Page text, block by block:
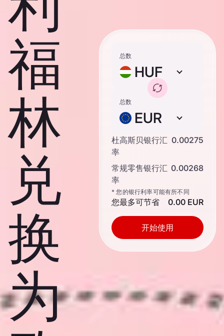
福
林
兑
换
为
总数
HUF
总数
EUR
杜高斯贝银行汇
率
0.00275
常规零售银行汇
率
0.00268
* 您的银行利率可能有所不同
您最多可节省 0.00 EUR
开始使用